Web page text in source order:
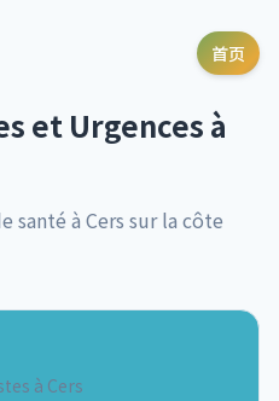
首页
et Urgences à
santé à Cers sur la côte
à Cers